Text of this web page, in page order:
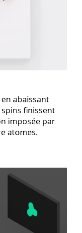
abaissant
finissent
imposée par
atomes.